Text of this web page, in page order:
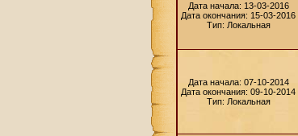
Дата начала: 13-03-2016
Дата окончания: 15-03-2016
Тип: Локальная
Дата начала: 07-10-2014
Дата окончания: 09-10-2014
Тип: Локальная